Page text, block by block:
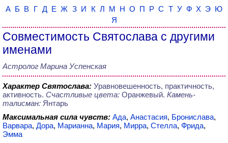
А Б В Г Д Е Ж З И К Л М Н О П Р С Т У Ф Х Э Ю
Я
Совместимость Святослава с другими
именами
Астролог Марина Успенская
Характер Святослава: Уравновешенность, практичность,
активность. Счастливые цвета: Оранжевый. Камень-
талисман: Янтарь
Максимальная сила чувств: Ада, Анастасия, Бронислава,
Варвара, Дора, Марианна, Мария, Мирра, Стелла, Фрида,
Эмма